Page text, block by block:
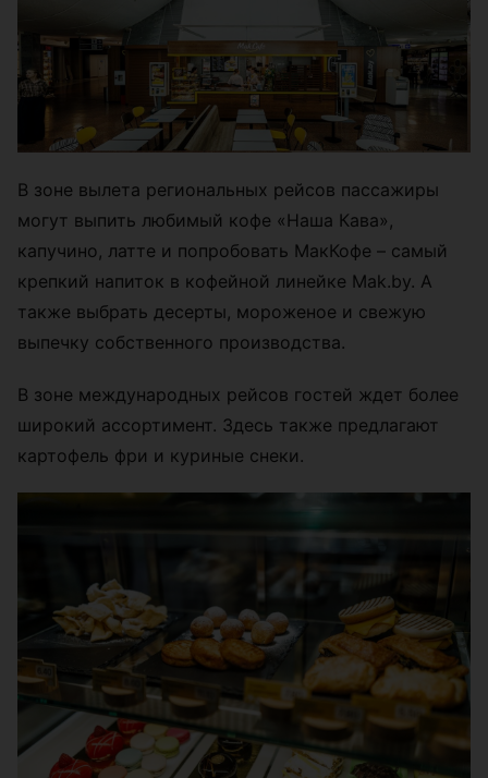
В зоне вылета региональных рейсов пассажиры
могут выпить любимый кофе «Наша Кава»,
капучино, латте и попробовать МакКофе – самый
крепкий напиток в кофейной линейке Mak.by. А
также выбрать десерты, мороженое и свежую
выпечку собственного производства.
В зоне международных рейсов гостей ждет более
широкий ассортимент. Здесь также предлагают
картофель фри и куриные снеки.